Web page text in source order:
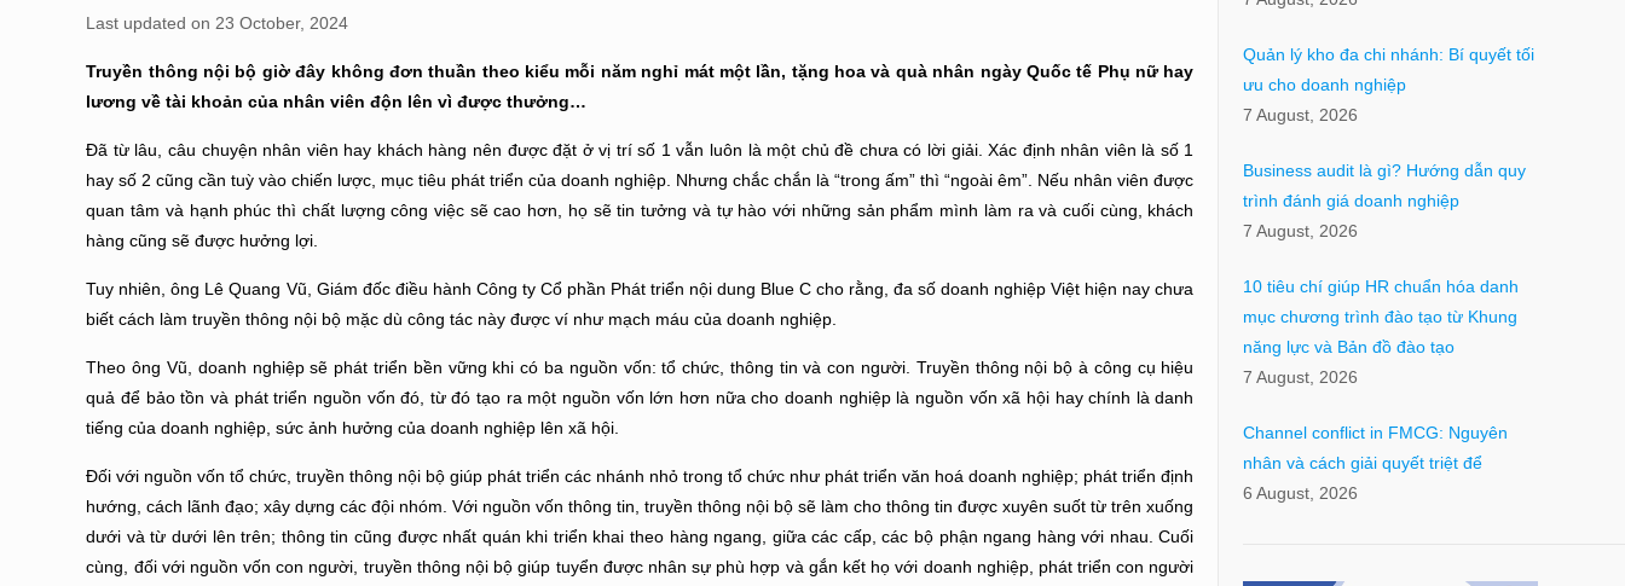
Last updated on 23 October, 2024
Truyền thông nội bộ giờ đây không đơn thuần theo kiểu mỗi năm nghỉ mát một lần, tặng hoa và quà nhân ngày Quốc tế Phụ nữ hay
lương về tài khoản của nhân viên độn lên vì được thưởng…
Đã từ lâu, câu chuyện nhân viên hay khách hàng nên được đặt ở vị trí số 1 vẫn luôn là một chủ đề chưa có lời giải. Xác định nhân viên là số 1
hay số 2 cũng cần tuỳ vào chiến lược, mục tiêu phát triển của doanh nghiệp. Nhưng chắc chắn là “trong ấm” thì “ngoài êm”. Nếu nhân viên được
quan tâm và hạnh phúc thì chất lượng công việc sẽ cao hơn, họ sẽ tin tưởng và tự hào với những sản phẩm mình làm ra và cuối cùng, khách
hàng cũng sẽ được hưởng lợi.
Tuy nhiên, ông Lê Quang Vũ, Giám đốc điều hành Công ty Cổ phần Phát triển nội dung Blue C cho rằng, đa số doanh nghiệp Việt hiện nay chưa
biết cách làm truyền thông nội bộ mặc dù công tác này được ví như mạch máu của doanh nghiệp.
Theo ông Vũ, doanh nghiệp sẽ phát triển bền vững khi có ba nguồn vốn: tổ chức, thông tin và con người. Truyền thông nội bộ à công cụ hiệu
quả để bảo tồn và phát triển nguồn vốn đó, từ đó tạo ra một nguồn vốn lớn hơn nữa cho doanh nghiệp là nguồn vốn xã hội hay chính là danh
tiếng của doanh nghiệp, sức ảnh hưởng của doanh nghiệp lên xã hội.
Đối với nguồn vốn tổ chức, truyền thông nội bộ giúp phát triển các nhánh nhỏ trong tổ chức như phát triển văn hoá doanh nghiệp; phát triển định
hướng, cách lãnh đạo; xây dựng các đội nhóm. Với nguồn vốn thông tin, truyền thông nội bộ sẽ làm cho thông tin được xuyên suốt từ trên xuống
dưới và từ dưới lên trên; thông tin cũng được nhất quán khi triển khai theo hàng ngang, giữa các cấp, các bộ phận ngang hàng với nhau. Cuối
cùng, đối với nguồn vốn con người, truyền thông nội bộ giúp tuyển được nhân sự phù hợp và gắn kết họ với doanh nghiệp, phát triển con người
Quản lý kho đa chi nhánh: Bí quyết tối
ưu cho doanh nghiệp
7 August, 2026
Business audit là gì? Hướng dẫn quy
trình đánh giá doanh nghiệp
7 August, 2026
10 tiêu chí giúp HR chuẩn hóa danh
mục chương trình đào tạo từ Khung
năng lực và Bản đồ đào tạo
7 August, 2026
Channel conflict in FMCG: Nguyên
nhân và cách giải quyết triệt để
6 August, 2026